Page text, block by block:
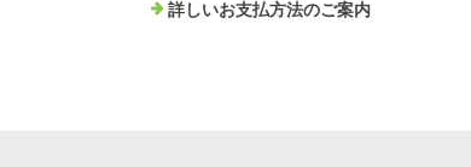
詳しいお支払方法のご案内